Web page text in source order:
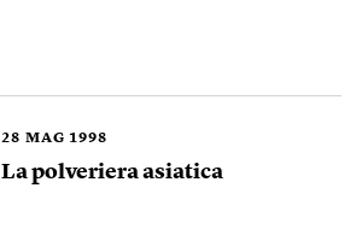
28 MAG 1998
La polveriera asiatica